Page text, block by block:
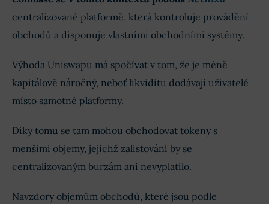
centralizované platformě, která kontroluje provádění
obchodů a disponuje vlastními obchodními systémy.
Výhoda Uniswapu má spočívat v tom, že je méně
kapitálově náročný, neboť likviditu dodávají uživatelé
místo samotné platformy.
Díky tomu se tam mohou obchodovat tokeny s
menšími objemy, jejichž zalistování by se
centralizovaným burzám ani nevyplatilo.
Navzdory objemům obchodů, které jsou podle